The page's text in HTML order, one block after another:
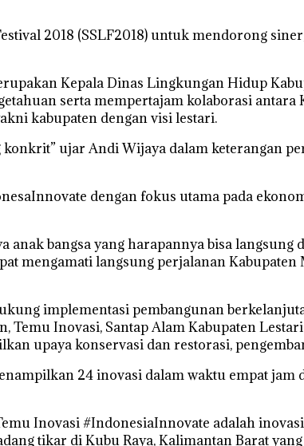
2018 (SSLF2018) untuk mendorong
Kepala Dinas Lingkungan Hidup
serta mempertajam kolaborasi antara
kabupaten dengan visi lestari.
ujar Andi Wijaya dalam keterangan
dengan fokus utama pada
bangsa yang harapannya bisa langsung
mengamati langsung perjalanan
implementasi pembangunan
Inovasi, Santap Alam Kabupaten
upaya konservasi dan restorasi,
24 inovasi dalam waktu empat jam
Inovasi #IndonesiaInnovate adalah
tikar di Kubu Raya, Kalimantan Barat